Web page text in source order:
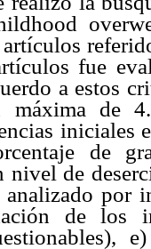
fue
a estos
máxima de
de
nivel de
por
de los